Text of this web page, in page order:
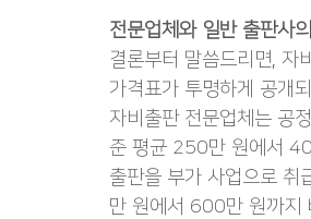
전문업체와 일반 출판사
결론부터 말씀드리면, 자
가격표가 투명하게 공개
자비출판 전문업체는 공
준 평균 250만 원에서
출판을 부가 사업으로 취
만 원에서 600만 원까지